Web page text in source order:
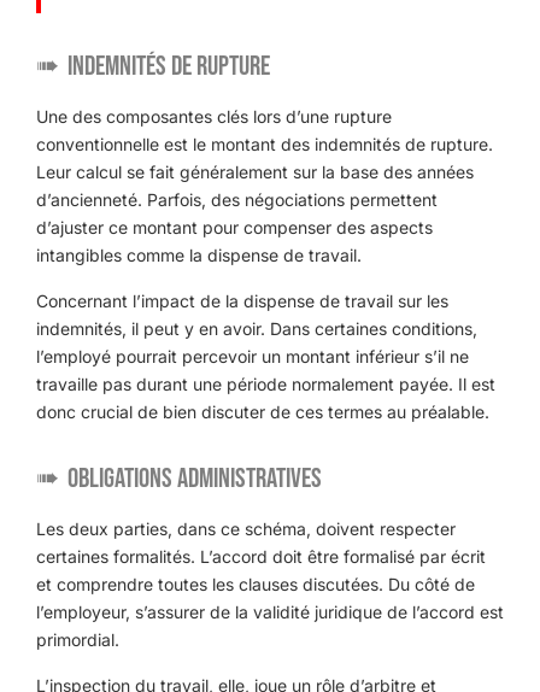
Indemnités de rupture
Une des composantes clés lors d’une rupture
conventionnelle est le montant des indemnités de rupture.
Leur calcul se fait généralement sur la base des années
d’ancienneté. Parfois, des négociations permettent
d’ajuster ce montant pour compenser des aspects
intangibles comme la dispense de travail.
Concernant l’impact de la dispense de travail sur les
indemnités, il peut y en avoir. Dans certaines conditions,
l’employé pourrait percevoir un montant inférieur s’il ne
travaille pas durant une période normalement payée. Il est
donc crucial de bien discuter de ces termes au préalable.
Obligations administratives
Les deux parties, dans ce schéma, doivent respecter
certaines formalités. L’accord doit être formalisé par écrit
et comprendre toutes les clauses discutées. Du côté de
l’employeur, s’assurer de la validité juridique de l’accord est
primordial.
L’inspection du travail, elle, joue un rôle d’arbitre et